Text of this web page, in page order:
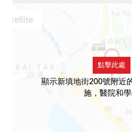
點擊此處
顯示新填地街200號附近
施，醫院和